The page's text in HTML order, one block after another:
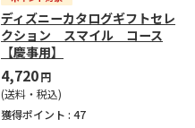
ディズニーカタログギフトセレ
クション スマイル コース
【慶事用】
4,720円
(送料・税込)
獲得ポイント : 47